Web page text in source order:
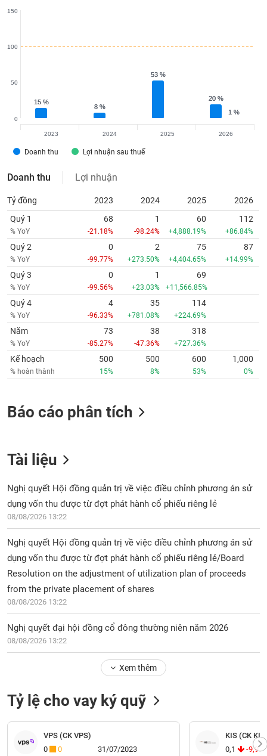
15 %
15 %
8 %
8 %
53 %
53 %
20 %
20 %
1 %
1 %
Doanh thu Lợi nhuận sau thuế
0
50
100
150
2023 2024 2025 2026
Doanh thu Lợi nhuận
Tỷ đồng 2023 2024 2025
2026
Quý 1
% YoY
68
-21.18%
1
-98.24%
60
+4,888.19%
112
+86.84%
Quý 2
% YoY
0
-99.77%
2
+273.50%
75
+4,404.65%
87
+14.99%
Quý 3
% YoY
0
-99.56%
1
+23.03%
69
+11,566.85%
Quý 4
% YoY
4
-96.33%
35
+781.08%
114
+224.69%
Năm
% YoY
73
-85.27%
38
-47.36%
318
+727.36%
Kế hoạch
% hoàn thành
500
15%
500
8%
600
53%
1,000
0%
Báo cáo phân tích
Tài liệu
Nghị quyết Hội đồng quản trị về việc điều chỉnh phương án sử
dụng vốn thu được từ đợt phát hành cổ phiếu riêng lẻ
08/08/2026 13:22
Nghị quyết Hội đồng quản trị về việc điều chỉnh phương án sử
dụng vốn thu được từ đợt phát hành cổ phiếu riêng lẻ/Board
Resolution on the adjustment of utilization plan of proceeds
from the private placement of shares
08/08/2026 13:22
Nghị quyết đại hội đồng cổ đông thường niên năm 2026
08/08/2026 13:22
Xem thêm
Tỷ lệ cho vay ký quỹ
VPS (CK VPS)
0
0 31/07/2023
KIS (CK
0,1
-9,9